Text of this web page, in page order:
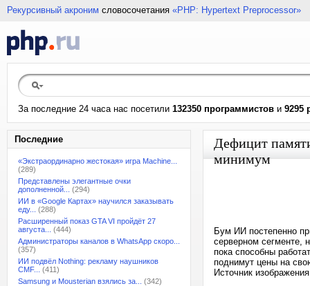
Рекурсивный акроним словосочетания «PHP: Hypertext Preprocessor»
За последние 24 часа нас посетили 132350 программистов и 9295
Последние
«Экстраординарно жестокая» игра Machine...
(289)
Представлены элегантные очки
дополненной...
(294)
ИИ в «Google Картах» научился заказывать
еду...
(288)
Расширенный показ GTA VI пройдёт 27
августа...
(444)
Администраторы каналов в WhatsApp скоро...
(357)
ИИ подвёл Nothing: рекламу наушников
CMF...
(411)
Samsung и Mousterian взялись за...
(342)
Дефицит
минимум
Бум ИИ постепенно
серверном сегменте,
пока способны
поднимут цены на
Источник